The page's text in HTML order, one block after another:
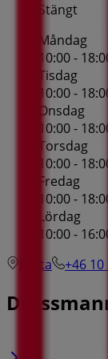
Stängt
Måndag
10:00 -
Tisdag
10:00 -
Onsdag
10:00 -
Torsdag
10:00 -
Fredag
10:00 -
Lördag
10:00 -
Karta
+46 10